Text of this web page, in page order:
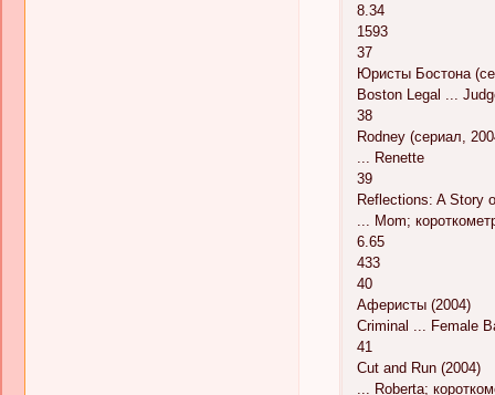
8.34
1593
37
Юристы Бостона
Boston Legal ...
38
Rodney (сериал,
... Renette
39
Reflections: A Story
... Mom;
6.65
433
40
Аферисты (2004)
Criminal ... Female
41
Cut and Run (2004)
... Roberta;